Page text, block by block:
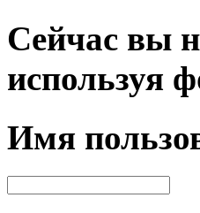
Сейчас вы
используя
Имя